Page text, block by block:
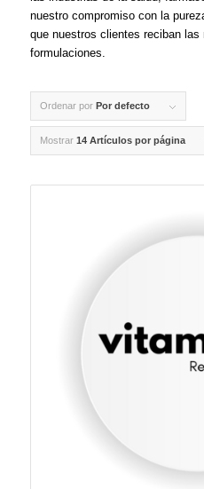
nuestro compromiso con la
que nuestros clientes reciban
formulaciones.
Ordenar por Por defecto
Mostrar 14 Artículos por página